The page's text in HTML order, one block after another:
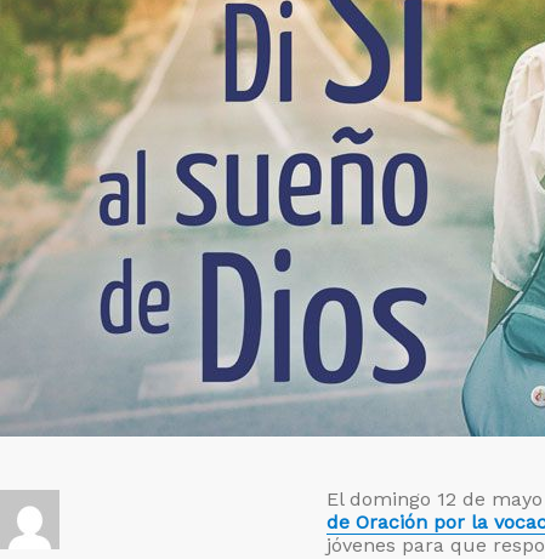
El domingo 12 de
de Oración por la
jóvenes para que